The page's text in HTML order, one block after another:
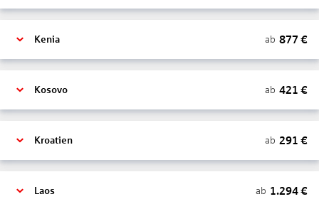
Kenia ab 877 €
Kosovo ab 421 €
Kroatien ab 291 €
Laos ab 1.294€